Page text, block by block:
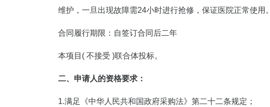
维护，一旦出现故障需24小时进行抢修，保证医院正常使用。
合同履行期限：自签订合同后二年
本项目( 不接受 )联合体投标。
二、申请人的资格要求：
1.满足《中华人民共和国政府采购法》第二十二条规定；